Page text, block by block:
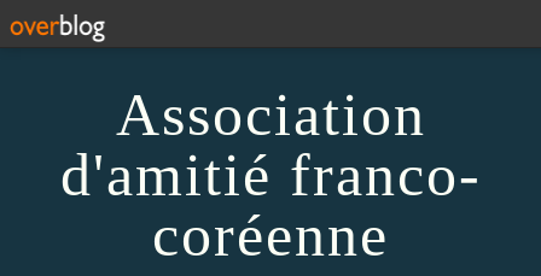
Association
d'amitié franco-
coréenne